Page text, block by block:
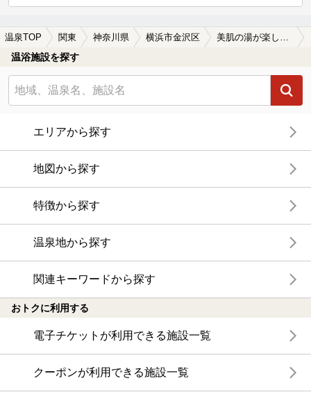
温泉TOP 関東 神奈川県 横浜市金沢区 美肌の湯が楽しめる横浜市金沢区の温泉、日帰り温泉、スーパー銭湯おすすめ
温浴施設を探す
エリアから探す
地図から探す
特徴から探す
温泉地から探す
関連キーワードから探す
おトクに利用する
電子チケットが利用できる施設一覧
クーポンが利用できる施設一覧